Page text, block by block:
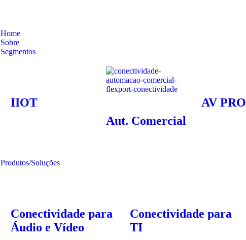
Home
Sobre
Segmentos
IIOT
Aut. Comercial
AV PRO
Produtos/Soluções
Conectividade para
Áudio e Vídeo
Conectividade para
TI